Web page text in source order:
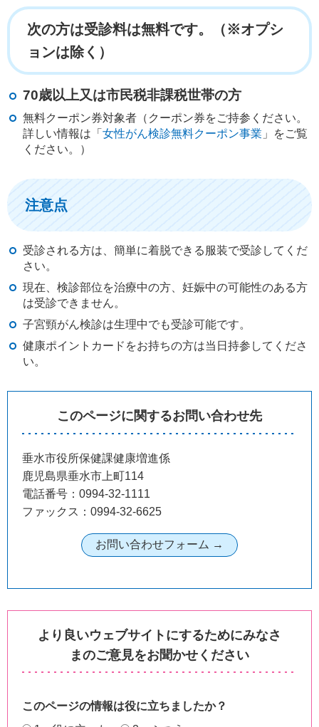
次の方は受診料は無料です。（※オプシ
ョンは除く）
70歳以上又は市民税非課税世帯の方
無料クーポン券対象者（クーポン券をご持参ください。
詳しい情報は「 女性がん検診無料クーポン事業 」をご覧
ください。）
注意点
受診される方は、簡単に着脱できる服装で受診してくだ
さい。
現在、検診部位を治療中の方、妊娠中の可能性のある方
は受診できません。
子宮頸がん検診は生理中でも受診可能です。
健康ポイントカードをお持ちの方は当日持参してくださ
い。
このページに関するお問い合わせ先
垂水市役所保健課健康増進係
鹿児島県垂水市上町114
電話番号：0994-32-1111
ファックス：0994-32-6625
より良いウェブサイトにするためにみなさ
まのご意見をお聞かせください
このページの情報は役に立ちましたか？